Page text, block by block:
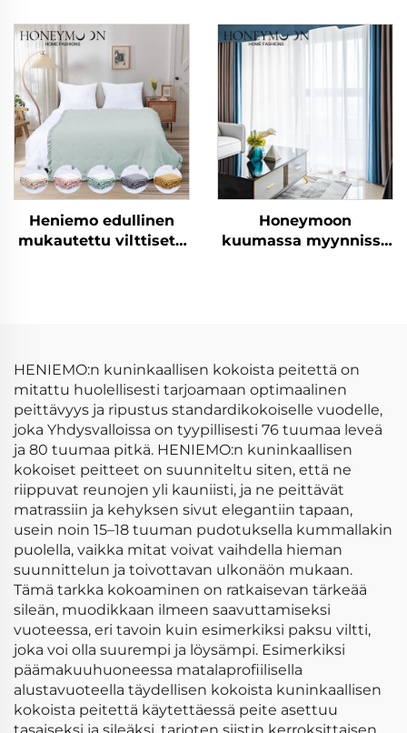
mikrokuitukankaasta,
90 g/m², esipesu,
yksivärinen, sopii
kaikkiin
vuodenaikoihin
kodin
tyynynpäällykset
makuuhuoneeseen
Heniemo edullinen
mukautettu vilttisetti
Honeymoon
kuumassa myynnissä
HENIEMO:n kuninkaallisen kokoista peitettä on
mitattu huolellisesti tarjoamaan optimaalinen
peittävyys ja ripustus standardikokoiselle vuodelle,
joka Yhdysvalloissa on tyypillisesti 76 tuumaa leveä
ja 80 tuumaa pitkä. HENIEMO:n kuninkaallisen
kokoiset peitteet on suunniteltu siten, että ne
riippuvat reunojen yli kauniisti, ja ne peittävät
matrassiin ja kehyksen sivut elegantiin tapaan,
usein noin 15–18 tuuman pudotuksella kummallakin
puolella, vaikka mitat voivat vaihdella hieman
suunnittelun ja toivottavan ulkonäön mukaan.
Tämä tarkka kokoaminen on ratkaisevan tärkeää
sileän, muodikkaan ilmeen saavuttamiseksi
vuoteessa, eri tavoin kuin esimerkiksi paksu viltti,
joka voi olla suurempi ja löysämpi. Esimerkiksi
päämakuuhuoneessa matalaprofiilisella
alustavuoteella täydellisen kokoista kuninkaallisen
kokoista peitettä käytettäessä peite asettuu